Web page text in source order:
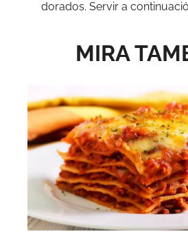
dorados. Servir a
MIRA